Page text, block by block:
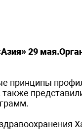
29
принципы
также